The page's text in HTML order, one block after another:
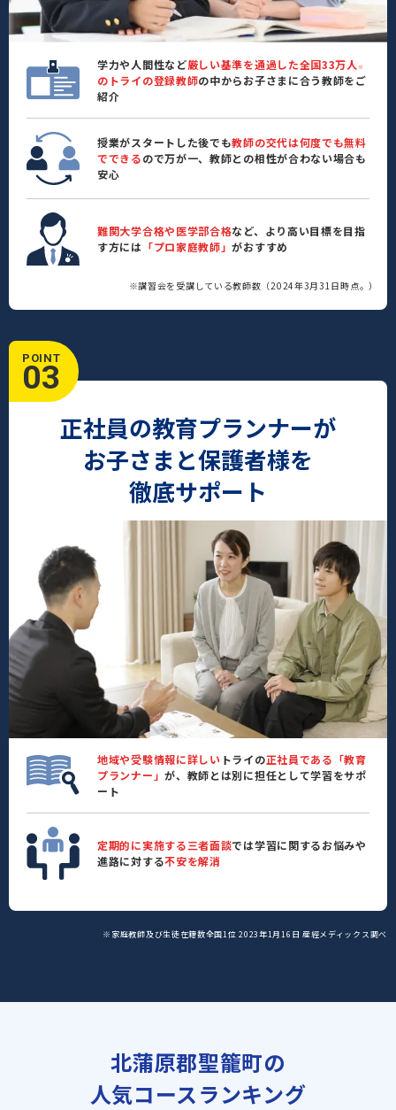
学力や人間性など厳しい基準を通過した全国33万人 ※
のトライの登録教師の中からお子さまに合う教師をご
紹介
授業がスタートした後でも教師の交代は何度でも無料
でできるので万が一、教師との相性が合わない場合も
安心
難関大学合格や医学部合格など、より高い目標を目指
す方には 「プロ家庭教師」がおすすめ
※講習会を受講している教師数（2024年3月31日時点。）
POINT
03
正社員の教育プランナーが
お子さまと保護者様を
徹底サポート
地域や受験情報に詳しい トライの正社員である「教育
プランナー」が、教師とは別に担任として学習をサポ
ート
定期的に実施する三者面談では学習に関するお悩みや
進路に対する不安を解消
※家庭教師及び生徒在籍数全国1位 2023年1月16日 産經メディックス調べ
北蒲原郡聖籠町の
人気コースランキング